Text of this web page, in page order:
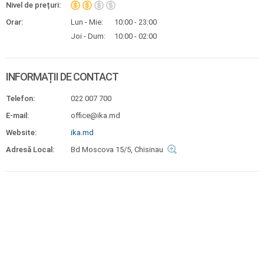
Nivel de prețuri:
Orar:
Lun - Mie:
10:00 - 23:00
Joi - Dum:
10:00 - 02:00
INFORMAȚII DE CONTACT
Telefon:
022 007 700
E-mail:
office@ika.md
Website:
ika.md
Adresă Local:
Bd Moscova 15/5, Chisinau